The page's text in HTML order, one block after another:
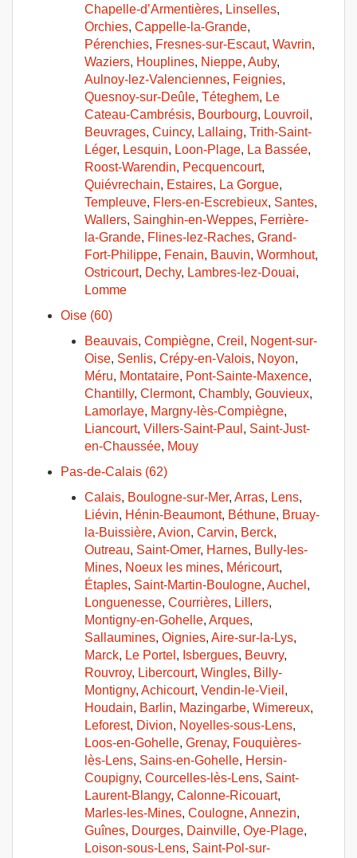
Chapelle-d’Armentières, Linselles,
Orchies, Cappelle-la-Grande,
Pérenchies, Fresnes-sur-Escaut, Wavrin,
Waziers, Houplines, Nieppe, Auby,
Aulnoy-lez-Valenciennes, Feignies,
Quesnoy-sur-Deûle, Téteghem, Le
Cateau-Cambrésis, Bourbourg, Louvroil ,
Beuvrages, Cuincy, Lallaing, Trith-Saint-
Léger, Lesquin, Loon-Plage, La Bassée,
Roost-Warendin, Pecquencourt,
Quiévrechain, Estaires, La Gorgue,
Templeuve, Flers-en-Escrebieux, Santes,
Wallers, Sainghin-en-Weppes, Ferrière-
la-Grande, Flines-lez-Raches, Grand-
Fort-Philippe, Fenain, Bauvin, Wormhout,
Ostricourt, Dechy, Lambres-lez-Douai,
Lomme
Oise (60)
Beauvais, Compiègne, Creil , Nogent-sur-
Oise, Senlis, Crépy-en-Valois, Noyon,
Méru, Montataire, Pont-Sainte-Maxence,
Chantilly, Clermont, Chambly, Gouvieux,
Lamorlaye, Margny-lès-Compiègne,
Liancourt, Villers-Saint-Paul , Saint-Just-
en-Chaussée, Mouy
Pas-de-Calais (62)
Calais, Boulogne-sur-Mer, Arras, Lens,
Liévin, Hénin-Beaumont, Béthune, Bruay-
la-Buissière, Avion, Carvin, Berck,
Outreau, Saint-Omer, Harnes, Bully-les-
Mines, Noeux les mines, Méricourt,
Étaples, Saint-Martin-Boulogne, Auchel ,
Longuenesse, Courrières, Lillers,
Montigny-en-Gohelle, Arques,
Sallaumines, Oignies, Aire-sur-la-Lys,
Marck, Le Portel , Isbergues, Beuvry,
Rouvroy, Libercourt, Wingles, Billy-
Montigny, Achicourt, Vendin-le-Vieil ,
Houdain, Barlin, Mazingarbe, Wimereux,
Leforest, Divion, Noyelles-sous-Lens,
Loos-en-Gohelle, Grenay, Fouquières-
lès-Lens, Sains-en-Gohelle, Hersin-
Coupigny, Courcelles-lès-Lens, Saint-
Laurent-Blangy, Calonne-Ricouart,
Marles-les-Mines, Coulogne, Annezin,
Guînes, Dourges, Dainville, Oye-Plage,
Loison-sous-Lens, Saint-Pol-sur-